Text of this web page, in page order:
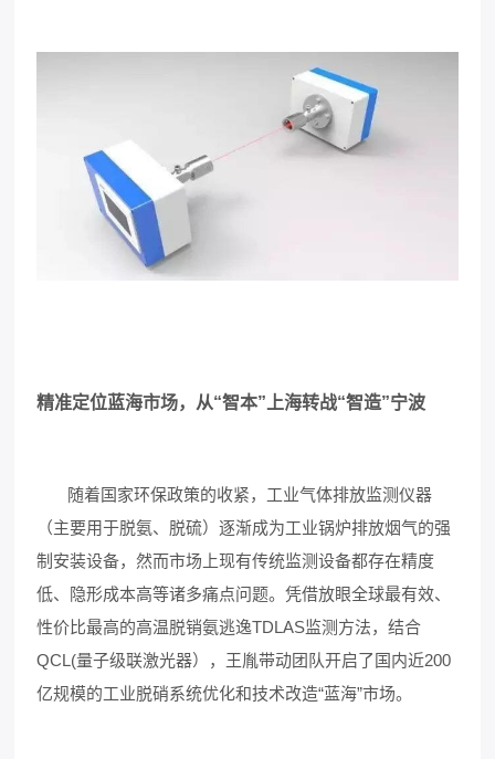
精准定位蓝海市场，从“智本”上海转战“智造”宁波
随着国家环保政策的收紧，工业气体排放监测仪器
（主要用于脱氨、脱硫）逐渐成为工业锅炉排放烟气的强
制安装设备，然而市场上现有传统监测设备都存在精度
低、隐形成本高等诸多痛点问题。凭借放眼全球最有效、
性价比最高的高温脱销氨逃逸TDLAS监测方法，结合
QCL(量子级联激光器），王胤带动团队开启了国内近200
亿规模的工业脱硝系统优化和技术改造“蓝海”市场。